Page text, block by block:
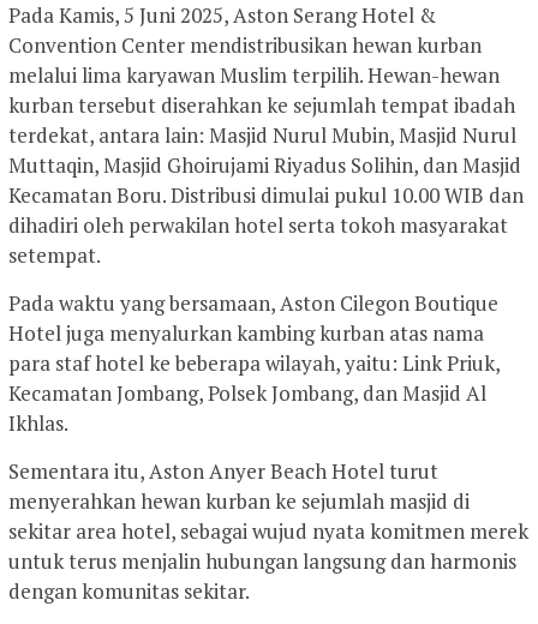
Pada Kamis, 5 Juni 2025, Aston Serang Hotel &
Convention Center mendistribusikan hewan kurban
melalui lima karyawan Muslim terpilih. Hewan-hewan
kurban tersebut diserahkan ke sejumlah tempat ibadah
terdekat, antara lain: Masjid Nurul Mubin, Masjid Nurul
Muttaqin, Masjid Ghoirujami Riyadus Solihin, dan Masjid
Kecamatan Boru. Distribusi dimulai pukul 10.00 WIB dan
dihadiri oleh perwakilan hotel serta tokoh masyarakat
setempat.
Pada waktu yang bersamaan, Aston Cilegon Boutique
Hotel juga menyalurkan kambing kurban atas nama
para staf hotel ke beberapa wilayah, yaitu: Link Priuk,
Kecamatan Jombang, Polsek Jombang, dan Masjid Al
Ikhlas.
Sementara itu, Aston Anyer Beach Hotel turut
menyerahkan hewan kurban ke sejumlah masjid di
sekitar area hotel, sebagai wujud nyata komitmen merek
untuk terus menjalin hubungan langsung dan harmonis
dengan komunitas sekitar.